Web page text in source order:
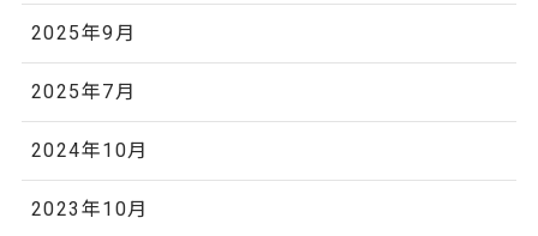
2025年9月
2025年7月
2024年10月
2023年10月